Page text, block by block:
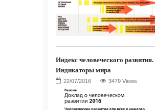
Индекс человеческого развития.
Индикаторы мира
3479 Views